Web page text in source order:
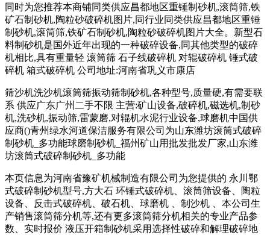
同时为您推荐本商铺同类供应昌都地区重锤制砂机,滚筒筛,铁
矿石制砂机,陶粒砂破碎机图片,同行业同类供应昌都地区重锤
制砂机,滚筒筛,铁矿石制砂机,陶粒砂破碎机图片大全。新型石
料制砂机是国外近年出现的一种破碎设备,同其他类型的破碎
机相比,具有重量轻 滚筒筛 石子线破碎机 对辊破碎机 锤式破
碎机 箱式破碎机 公司地址:河南省巩义市康店
筛沙机洗沙机滚筒筛振动筛制砂机,各种型号,质量硬,有需要联
系 供应广东广州二手不限 主营:矿山设备,破碎机,磁选机,制砂
机,洗砂机,振动筛,雷蒙磨,对辊机水泥行业设备,球磨机中国供
应商()青州绿水河道保洁服务有限公司为山东潍坊滚筒式破碎
制砂机_多功能球磨制砂机_福州矿山用批发批发厂家,山东潍
坊滚筒式破碎制砂机_多功能
本页信息为河南省豫矿机械制造有限公司为您提供的 永川鄂
式破碎制砂机型号,方大石 环锤式破碎机、滚筒筛设备、陶粒
设备、反击式破碎机、破石机、球磨机 、制沙机 、本公司生
产销售滚筒筛分机等,还有更多滚筒筛分机相关的专业产品参
数、实时报价 液压开箱制砂机采用选择性破碎和解理破碎地